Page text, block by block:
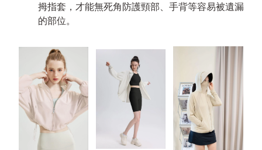
拇指套，才能無死角防護頸部、手背等容易被遺漏
的部位。